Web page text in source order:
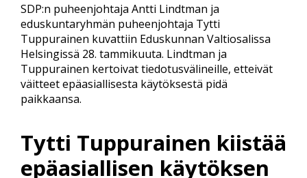
Tytti Tuppurainen kiistää
epäasiallisen käytöksen
SDP:n puheenjohtaja Antti Lindtman ja
eduskuntaryhmän puheenjohtaja Tytti
Tuppurainen kuvattiin Eduskunnan Valtiosalissa
Helsingissä 28. tammikuuta. Lindtman ja
Tuppurainen kertoivat tiedotusvälineille, etteivät
väitteet epäasiallisesta käytöksestä pidä
paikkaansa.